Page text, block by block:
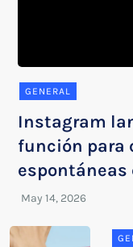
GENERAL
Instagram
función para
espontáneas